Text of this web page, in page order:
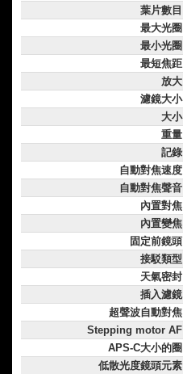
葉片數目
最大光圈
最小光圈
最短焦距
放大
濾鏡大小
大小
重量
記錄
自動對焦速度
自動對焦聲音
內置對焦
內置變焦
固定前鏡頭
接駁類型
天氣密封
插入濾鏡
超聲波自動對焦
Stepping motor AF
APS-C大小的圈
低散光度鏡頭元素